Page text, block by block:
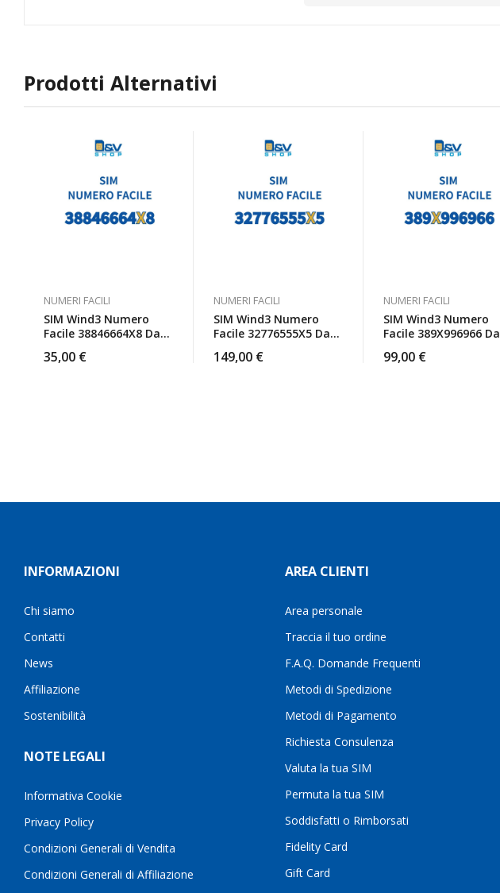
Prodotti Alternativi
NUMERI FACILI
SIM Wind3 Numero
Facile 38846664X8 Da
35,00 €
NUMERI FACILI
SIM Wind3 Numero
Facile 32776555X5 Da
149,00 €
NUMERI FACILI
SIM Wind3 Numero
Facile 389X996966 Da
99,00 €
INFORMAZIONI
Chi siamo
Contatti
News
Affiliazione
Sostenibilità
NOTE LEGALI
Informativa Cookie
Privacy Policy
Condizioni Generali di Vendita
Condizioni Generali di Affiliazione
AREA CLIENTI
Area personale
Traccia il tuo ordine
F.A.Q. Domande Frequenti
Metodi di Spedizione
Metodi di Pagamento
Richiesta Consulenza
Valuta la tua SIM
Permuta la tua SIM
Soddisfatti o Rimborsati
Fidelity Card
Gift Card